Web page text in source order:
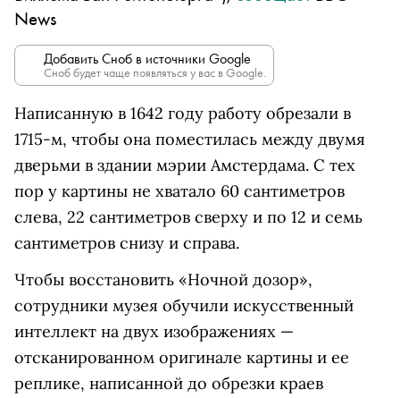
News
Добавить Сноб в источники Google
Сноб будет чаще появляться у вас в Google.
Написанную в 1642 году работу обрезали в
1715-м, чтобы она поместилась между двумя
дверьми в здании мэрии Амстердама. С тех
пор у картины не хватало 60 сантиметров
слева, 22 сантиметров сверху и по 12 и семь
сантиметров снизу и справа.
Чтобы восстановить «Ночной дозор»,
сотрудники музея обучили искусственный
интеллект на двух изображениях —
отсканированном оригинале картины и ее
реплике, написанной до обрезки краев